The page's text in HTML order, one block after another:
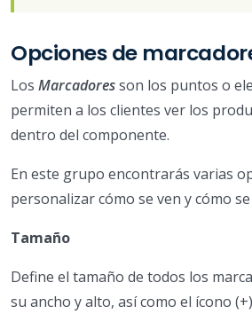
Opciones de
Los Marcadoresson los puntos o
permiten a los clientes ver los
dentro del componente.
En este grupo encontrarás varias
personalizar cómo se ven y cómo
Tamaño
Define el tamaño de todos los
su ancho y alto, así como el ícono